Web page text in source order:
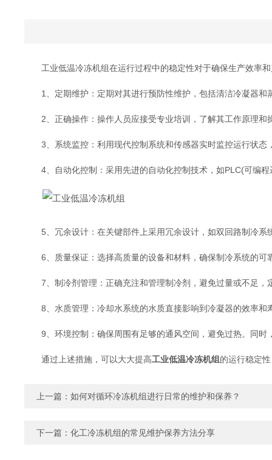
工业低温冷冻机组在运行过程中的稳定性对于确保生产效率和
1、定期维护：定期对其进行预防性维护，包括清洁冷凝器和
2、正确操作：操作人员应接受专业培训，了解其工作原理和
3、系统监控：利用现代控制系统和传感器实时监控运行状态
4、自动化控制：采用先进的自动化控制技术，如PLC(可编程
5、冗余设计：在关键部件上采用冗余设计，如双回路制冷系
6、质量保证：选择高质量的设备和材料，确保制冷系统的可
7、制冷剂管理：正确充注和管理制冷剂，避免过量或不足，
8、水质管理：冷却水系统的水质直接影响到冷凝器的效率和
9、环境控制：确保周围有足够的通风空间，避免过热。同时
通过上述措施，可以大大提高工业低温冷冻机组 的运行稳定
上一篇： 如何对循环冷冻机组进行日常的维护和保养？
下一篇： 化工冷冻机组的常见维护保养方法分享